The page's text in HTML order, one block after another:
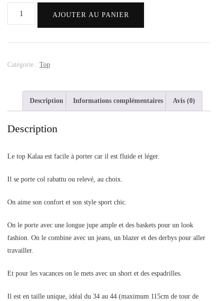
AJOUTER AU PANIER
Catégorie : Top
Description Informations complémentaires Avis (0)
Description
Le top Kalaa est facile à porter car il est fluide et léger.
Il se porte col rabattu ou relevé, au choix.
On aime son confort et son style sport chic.
On le porte avec une longue jupe ample et des baskets pour un look
fashion. On le combine avec un jeans, un blazer et des derbys pour aller
travailler.
Et pour les vacances on le mets avec un short et des espadrilles.
Il est en taille unique, idéal du 34 au 44 (maximum 115cm de tour de